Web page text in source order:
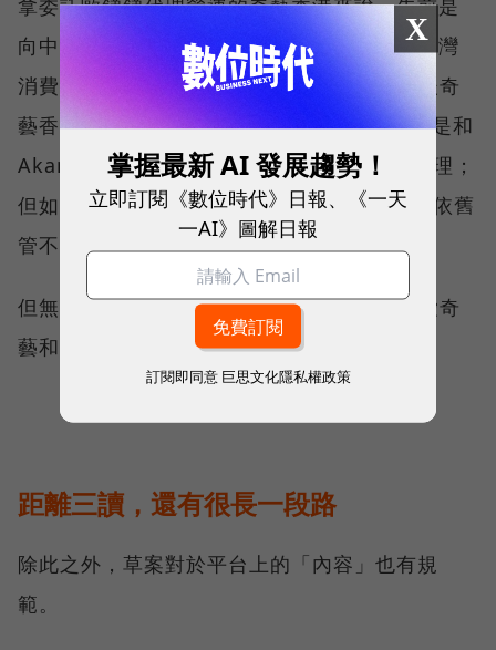
向中華電信旗下的是方通訊租用機房，提供台灣
消費者服務，在NCC介入後、雙方解約；而後奇
藝香港則改為和美國業者Akamai合作，倘若是和
Akamai台灣方簽約，NCC表示則有權出手管理；
但如果是和Akamai非台灣地區簽約，NCC則依舊
管不到。
但無論如何，NCC這下鐵了心要一竿子打死愛奇
藝和騰訊WeTV，不留絲毫餘地。
距離三讀，還有很長一段路
除此之外，草案對於平台上的「內容」也有規
範。
X
掌握最新 AI 發展趨勢！
立即訂閱《數位時代》日報、《一天
一AI》圖解日報
訂閱即同意 巨思文化隱私權政策